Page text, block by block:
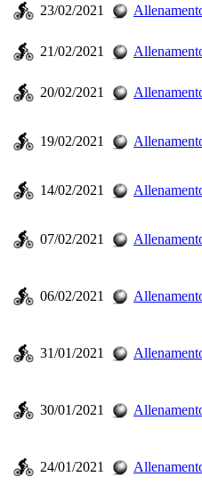
23/02/2021
21/02/2021
20/02/2021
19/02/2021
14/02/2021
07/02/2021
06/02/2021
31/01/2021
30/01/2021
24/01/2021